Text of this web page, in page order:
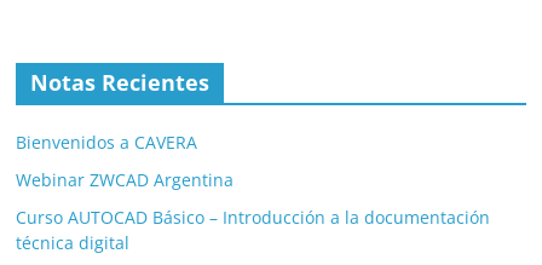
Notas Recientes
Bienvenidos a CAVERA
Webinar ZWCAD Argentina
Curso AUTOCAD Básico – Introducción a la documentación
técnica digital